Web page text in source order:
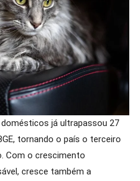
já ultrapassou 27
tornando o país o terceiro
Com o crescimento
cresce também a